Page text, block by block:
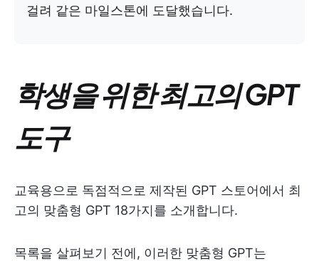
걸려 같은 마일스톤에 도달했습니다.
학생을 위한 최고의 GPT
도구
교육용으로 독점적으로 제작된 GPT 스토어에서 최
고의 맞춤형 GPT 18가지를 소개합니다.
목록을 살펴보기 전에, 이러한 맞춤형 GPT는